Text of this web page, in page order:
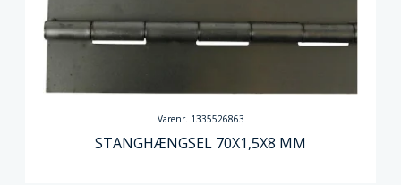
Varenr. 1335526863
STANGHÆNGSEL 70X1,5X8 MM